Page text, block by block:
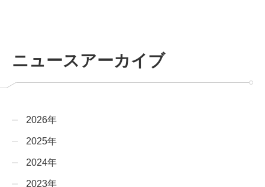
ニュースアーカイブ
2026年
2025年
2024年
2023年